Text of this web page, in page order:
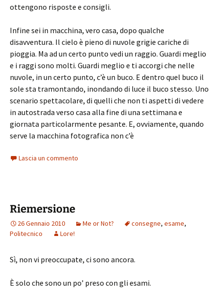
ottengono risposte e consigli.
Infine sei in macchina, vero casa, dopo qualche
disavventura. Il cielo è pieno di nuvole grigie cariche di
pioggia. Ma ad un certo punto vedi un raggio. Guardi meglio
e i raggi sono molti. Guardi meglio e ti accorgi che nelle
nuvole, in un certo punto, c’è un buco. E dentro quel buco il
sole sta tramontando, inondando di luce il buco stesso. Uno
scenario spettacolare, di quelli che non ti aspetti di vedere
in autostrada verso casa alla fine di una settimana e
giornata particolarmente pesante. E, ovviamente, quando
serve la macchina fotografica non c’è
Lascia un commento
Riemersione
26 Gennaio 2010 Me or Not? consegne, esame,
Politecnico
Lore!
Sì, non vi preoccupate, ci sono ancora.
È solo che sono un po’ preso con gli esami.